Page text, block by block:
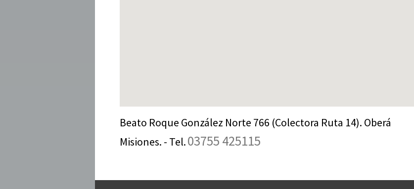
Beato Roque González Norte 766 (Colectora Ruta 14). Oberá
Misiones. - Tel.03755 425115